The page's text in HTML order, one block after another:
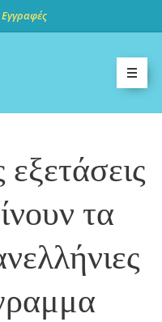
Εγγραφές
τα